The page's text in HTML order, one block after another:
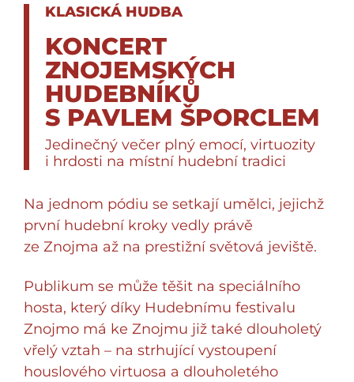
KLASICKÁ HUDBA
KONCERT
ZNOJEMSKÝCH
HUDEBNÍKŮ
S PAVLEM ŠPORCLEM
Jedinečný večer plný emocí, virtuozity
i hrdosti na místní hudební tradici
Na jednom pódiu se setkají umělci, jejichž
první hudební kroky vedly právě
ze Znojma až na prestižní světová jeviště.
Publikum se může těšit na speciálního
hosta, který díky Hudebnímu festivalu
Znojmo má ke Znojmu již také dlouholetý
vřelý vztah – na strhující vystoupení
houslového virtuosa a dlouholetého